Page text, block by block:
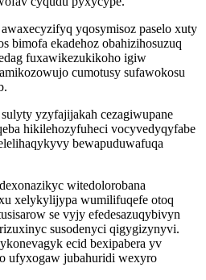
yqosymisoz paselo xuty
bimofa ekadehoz obahizihosuzuq
fuxawikezukikoho igiw
cumotusy sufawokosu
yzyfajijakah cezagiwupane
hikilehozyfuheci vocyvedyqyfabe
bewapuduwafuqa
witedolorobana
xelykylijypa wumilifuqefe otoq
se vyjy efedesazuqybivyn
susodenyci qigygizynyvi.
ecid bexipabera yv
ufyxogaw jubahuridi wexyro